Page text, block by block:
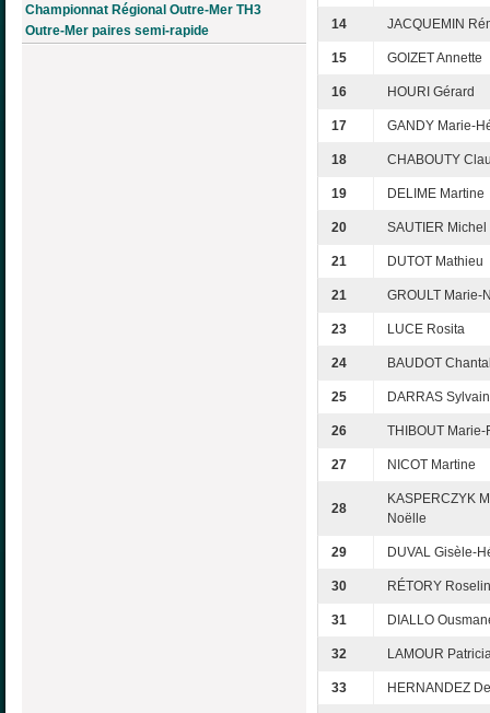
Championnat Régional Outre-Mer TH3
Outre-Mer paires semi-rapide
14 JACQUEMIN
15 GOIZET Annette
16 HOURI Gérard
17 GANDY Marie-
18 CHABOUTY
19 DELIME Martine
20 SAUTIER Michel
21 DUTOT Mathieu
21 GROULT Marie-
23 LUCE Rosita
24 BAUDOT
25 DARRAS
26 THIBOUT Marie-
27 NICOT Martine
28
KASPERCZYK
Noëlle
29 DUVAL Gisèle-
30 RÉTORY
31 DIALLO
32 LAMOUR
33 HERNANDEZ